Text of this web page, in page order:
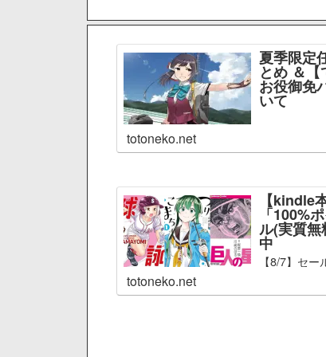
夏季限定
とめ ＆【
お役御免
いて
totoneko.net
【kindle
「100%
ル(実質
中
【8/7】セー
totoneko.net